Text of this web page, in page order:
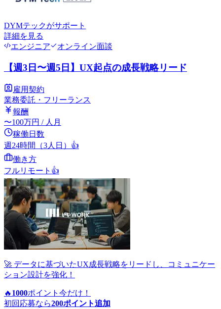
DYMテックがサポート
詳細を見る
エンジニア
オンライン面談
【週3日〜週5日】UX起点の成長戦略リード
雇用契約
業務委託・フリーランス
報酬
〜100万円 / 人月
稼働日数
週24時間（3人日） 👍
働き方
フルリモート 👍
🚀 データに基づいたUX成長戦略をリードし、コミュニケー
ション設計を強化！
🔥 1000ポイント 今だけ！
初回応募なら200ポイント追加